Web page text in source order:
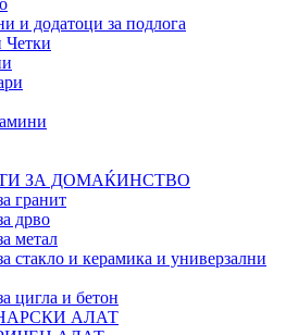
и додатоци за подлога
ЗА ДОМАЌИНСТВО
гранит
дрво
метал
стакло и керамика и универзални
цигла и бетон
АЛАТ